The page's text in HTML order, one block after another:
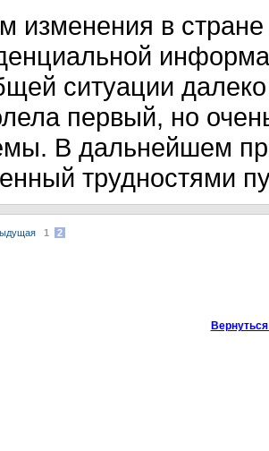
изменения в
ситуации
первый, но
В дальнейшем
трудностями
1 2